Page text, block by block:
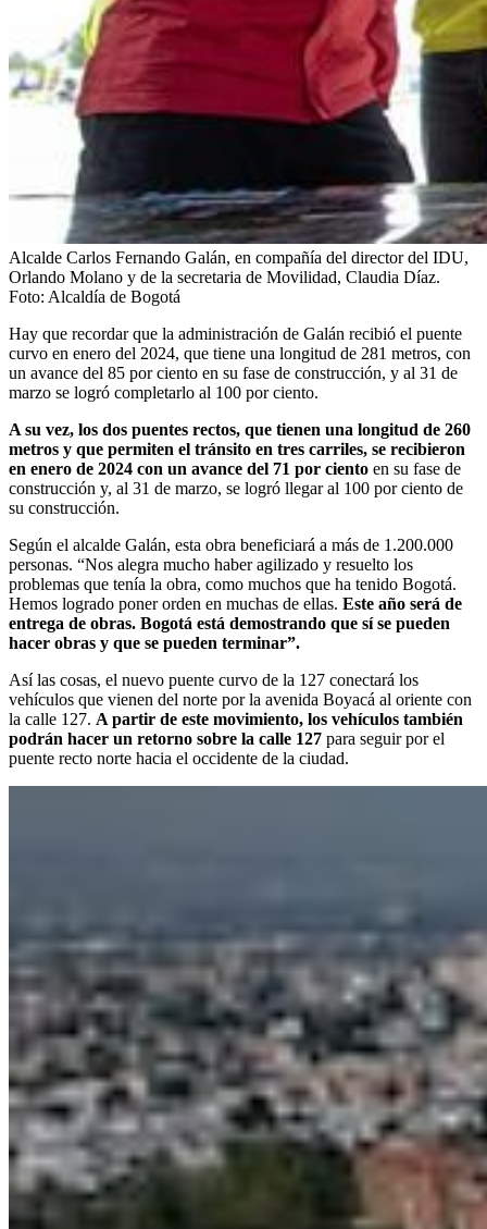
Alcalde Carlos Fernando Galán, en compañía del director del IDU,
Orlando Molano y de la secretaria de Movilidad, Claudia Díaz.
Foto: Alcaldía de Bogotá
Hay que recordar que la administración de Galán recibió el puente
curvo en enero del 2024, que tiene una longitud de 281 metros, con
un avance del 85 por ciento en su fase de construcción, y al 31 de
marzo se logró completarlo al 100 por ciento.
A su vez, los dos puentes rectos, que tienen una longitud de 260
metros y que permiten el tránsito en tres carriles, se recibieron
en enero de 2024 con un avance del 71 por ciento en su fase de
construcción y, al 31 de marzo, se logró llegar al 100 por ciento de
su construcción.
Según el alcalde Galán, esta obra beneficiará a más de 1.200.000
personas. “Nos alegra mucho haber agilizado y resuelto los
problemas que tenía la obra, como muchos que ha tenido Bogotá.
Hemos logrado poner orden en muchas de ellas. Este año será de
entrega de obras. Bogotá está demostrando que sí se pueden
hacer obras y que se pueden terminar”.
Así las cosas, el nuevo puente curvo de la 127 conectará los
vehículos que vienen del norte por la avenida Boyacá al oriente con
la calle 127. A partir de este movimiento, los vehículos también
podrán hacer un retorno sobre la calle 127 para seguir por el
puente recto norte hacia el occidente de la ciudad.